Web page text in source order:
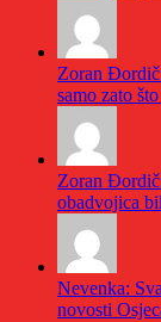
Zoran
samo zato
Zoran
obadvojica
Nevenka:
novosti